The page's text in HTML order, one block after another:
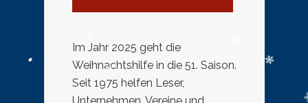
Im Jahr 2025 geht die
Weihnachtshilfe in die 51. Saison.
Seit 1975 helfen Leser,